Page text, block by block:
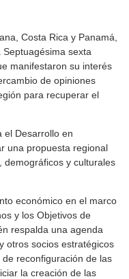
Costa Rica y Panamá,
sexta
manifestaron su interés
de opiniones
para recuperar el
el Desarrollo en
una propuesta regional
demográficos y culturales
económico en el marco
y los Objetivos de
respalda una agenda
otros socios estratégicos
reconfiguración de las
la creación de las